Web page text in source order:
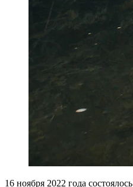
16 ноября 2022 года